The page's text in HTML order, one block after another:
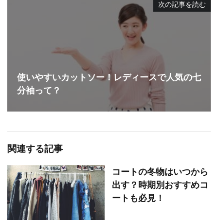
次の記事を読む
使いやすいカットソー！レディースで人気の七
分袖って？
関連する記事
コートの冬物はいつから
出す？時期別おすすめコ
ートも必見！